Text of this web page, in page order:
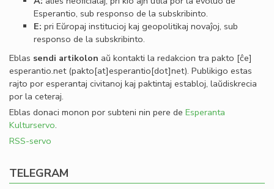
Esperantio, sub responso de la subskribinto.
E: pri Eŭropaj institucioj kaj geopolitikaj novaĵoj, sub
responso de la subskribinto.
Eblas sendi artikolon aŭ kontakti la redakcion tra pakto [ĉe]
esperantio.net(pakto[at]esperantio[dot]net). Publikigo estas
rajto por esperantaj civitanoj kaj paktintaj establoj, laŭdiskrecia
por la ceteraj.
Eblas donaci monon por subteni nin pere de Esperanta
Kulturservo.
RSS-servo
TELEGRAM